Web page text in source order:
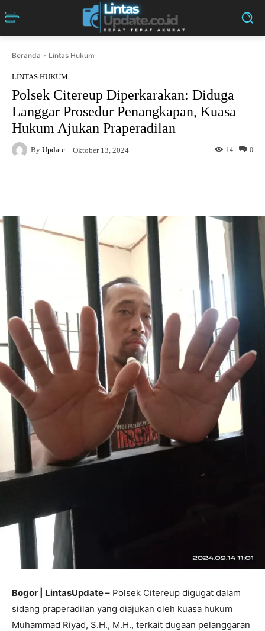
Beranda Lintas Hukum
LINTAS HUKUM
Polsek Citereup Diperkarakan: Diduga
Langgar Prosedur Penangkapan, Kuasa
Hukum Ajukan Praperadilan
By Update Oktober 13, 2024 0
14
Bogor | LintasUpdate – Polsek Citereup digugat dalam
sidang praperadilan yang diajukan oleh kuasa hukum
Muhammad Riyad, S.H., M.H., terkait dugaan pelanggaran